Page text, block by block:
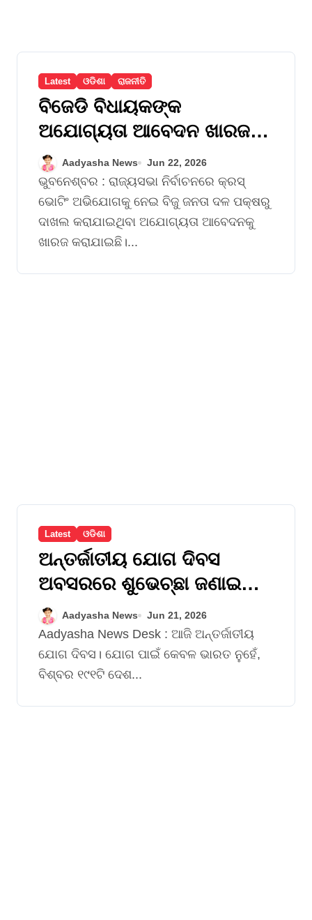
Latest ଓଡିଶା ରାଜନୀତି
ବିଜେଡି ବିଧାୟକଙ୍କ
ଅଯୋଗ୍ୟତା ଆବେଦନ ଖାରଜ
କଲେ ବାଚସ୍ପତି
Aadyasha News Jun 22, 2026
ଭୁବନେଶ୍ବର : ରାଜ୍ୟସଭା ନିର୍ବାଚନରେ କ୍ରସ୍‌
ଭୋଟିଂ ଅଭିଯୋଗକୁ ନେଇ ବିଜୁ ଜନତା ଦଳ ପକ୍ଷରୁ
ଦାଖଲ କରାଯାଇଥିବା ଅଯୋଗ୍ୟତା ଆବେଦନକୁ
ଖାରଜ କରାଯାଇଛି।...
Latest ଓଡିଶା
ଅନ୍ତର୍ଜାତୀୟ ଯୋଗ ଦିବସ
ଅବସରରେ ଶୁଭେଚ୍ଛା ଜଣାଇଲେ
ମୁଖ୍ୟମନ୍ତ୍ରୀ ମୋହନ ଚରଣ
ମାଝୀ
Aadyasha News Jun 21, 2026
Aadyasha News Desk : ଆଜି ଅନ୍ତର୍ଜାତୀୟ
ଯୋଗ ଦିବସ। ଯୋଗ ପାଇଁ କେବଳ ଭାରତ ନୁହେଁ,
ବିଶ୍ବର ୧୯୧ଟି ଦେଶ...